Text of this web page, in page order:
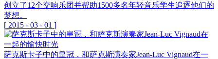
创立了12个交响乐团并帮助1500多名年轻音乐学生追逐他们的
梦想。
[ 2015 - 03 - 01 ]
萨克斯卡子中的皇冠，和萨克斯演奏家Jean-Luc Vignaud在一